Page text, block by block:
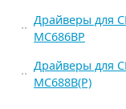
Драйверы для
MC686BP
Драйверы для
MC688B(P)